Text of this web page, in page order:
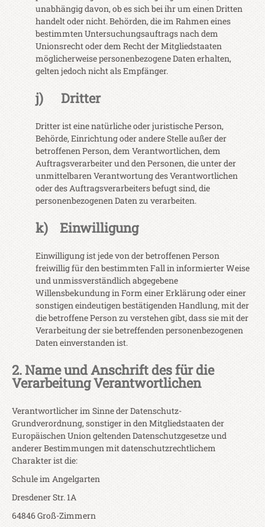
unabhängig davon, ob es sich bei ihr um einen Dritten
handelt oder nicht. Behörden, die im Rahmen eines
bestimmten Untersuchungsauftrags nach dem
Unionsrecht oder dem Recht der Mitgliedstaaten
möglicherweise personenbezogene Daten erhalten,
gelten jedoch nicht als Empfänger.
j) Dritter
Dritter ist eine natürliche oder juristische Person,
Behörde, Einrichtung oder andere Stelle außer der
betroffenen Person, dem Verantwortlichen, dem
Auftragsverarbeiter und den Personen, die unter der
unmittelbaren Verantwortung des Verantwortlichen
oder des Auftragsverarbeiters befugt sind, die
personenbezogenen Daten zu verarbeiten.
k) Einwilligung
Einwilligung ist jede von der betroffenen Person
freiwillig für den bestimmten Fall in informierter Weise
und unmissverständlich abgegebene
Willensbekundung in Form einer Erklärung oder einer
sonstigen eindeutigen bestätigenden Handlung, mit der
die betroffene Person zu verstehen gibt, dass sie mit der
Verarbeitung der sie betreffenden personenbezogenen
Daten einverstanden ist.
2. Name und Anschrift des für die
Verarbeitung Verantwortlichen
Verantwortlicher im Sinne der Datenschutz-
Grundverordnung, sonstiger in den Mitgliedstaaten der
Europäischen Union geltenden Datenschutzgesetze und
anderer Bestimmungen mit datenschutzrechtlichem
Charakter ist die:
Schule im Angelgarten
Dresdener Str. 1A
64846 Groß-Zimmern